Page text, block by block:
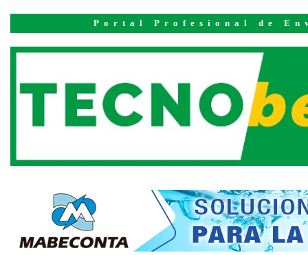
Portal Profesional de
KHS BottleClip
sustituye el plástico
por un sistema de
cartón sostenible
Con KHS BottleClip, los productores de botellas tienen
acceso a una alternativa totalmente reciclable y sostenible